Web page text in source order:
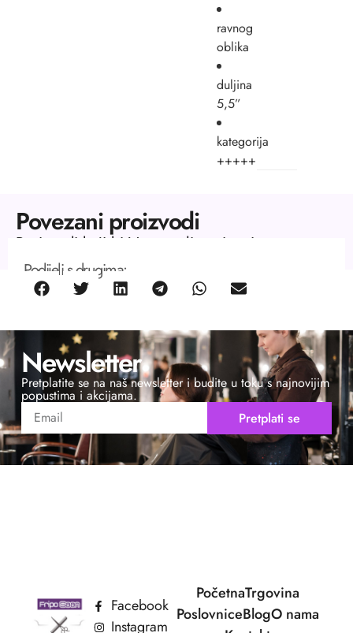
ravnog
oblika
duljina
5,5”
kategorija
+++++
Povezani proizvodi
Proizvodi koji bi Vas mogli zanimati.
Podijeli s drugima:
Newsletter
Pretplatite se na naš newsletter i budite u toku s najnovijim
popustima i akcijama.
Pretplati se
PočetnaTrgovina
PoslovniceBlogO nama
Facebook
Instagram